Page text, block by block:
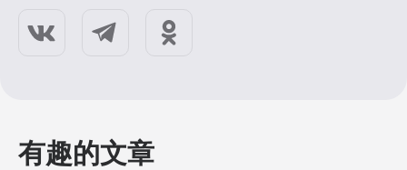
有趣的文章
转移